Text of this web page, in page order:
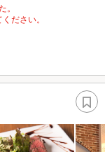
ださい。